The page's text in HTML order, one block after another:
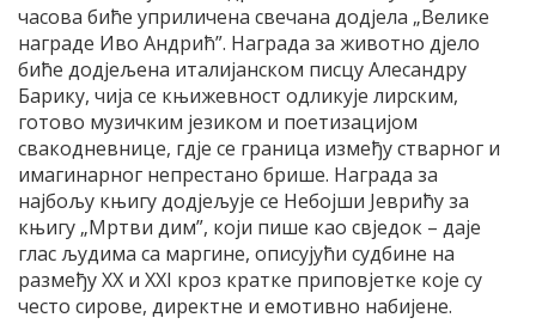
часова биће уприличена свечана додјела „Велике
награде Иво Андрић”. Награда за животно дјело
биће додјељена италијанском писцу Алесандру
Барику, чија се књижевност одликује лирским,
готово музичким језиком и поетизацијом
свакодневнице, гдје се граница између стварног и
имагинарног непрестано брише. Награда за
најбољу књигу додјељује се Небојши Јеврићу за
књигу „Мртви дим”, који пише као свједок – даје
глас људима са маргине, описујући судбине на
размеђу XX и XXI кроз кратке приповјетке које су
често сирове, директне и емотивно набијене.